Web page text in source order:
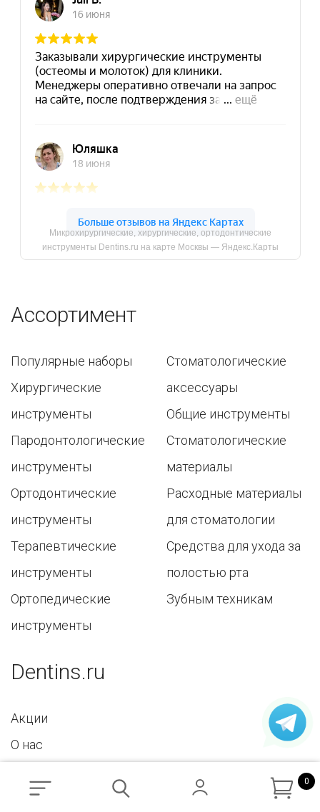
0
Микрохирургические, хирургические, ортодонтические
инструменты Dentins.ru на карте Москвы — Яндекс.Карты
Ассортимент
Популярные наборы
Хирургические
инструменты
Пародонтологические
инструменты
Ортодонтические
инструменты
Терапевтические
инструменты
Ортопедические
инструменты
Стоматологические
аксессуары
Общие инструменты
Стоматологические
материалы
Расходные материалы
для стоматологии
Средства для ухода за
полостью рта
Зубным техникам
Dentins.ru
Акции
О нас
Политика конфиденциальности